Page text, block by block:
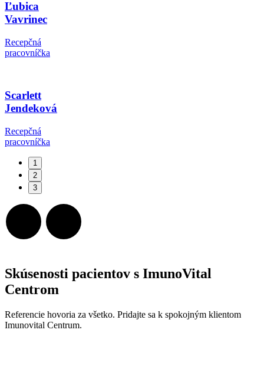
Ľubica
Vavrinec
Recepčná
pracovníčka
Scarlett
Jendeková
Recepčná
pracovníčka
1
2
3
Skúsenosti pacientov s ImunoVital
Centrom
Referencie hovoria za všetko. Pridajte sa k spokojným klientom
Imunovital Centrum.